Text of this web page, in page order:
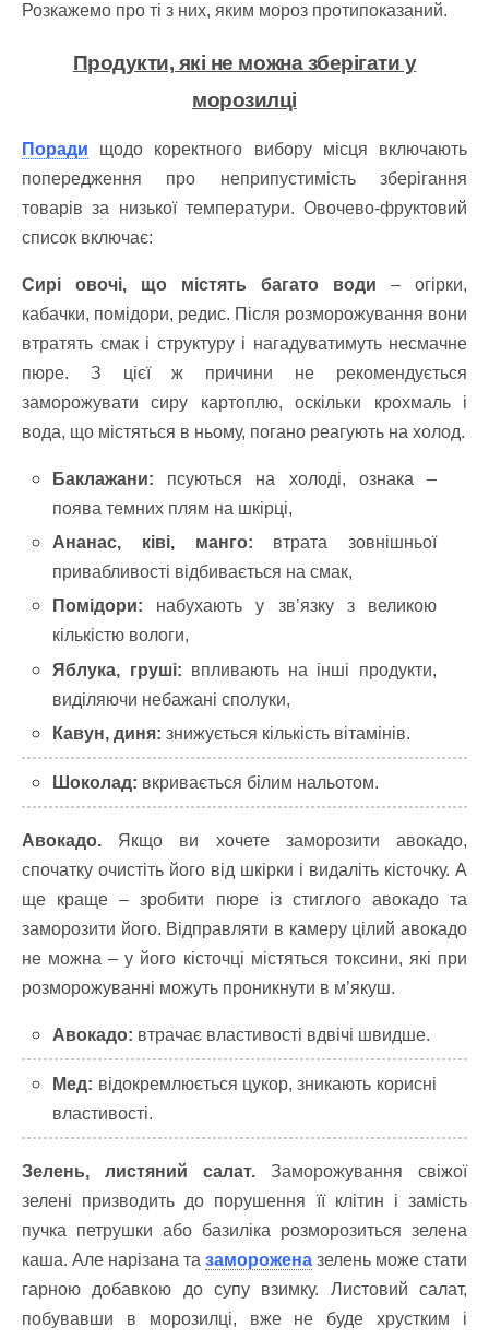
Розкажемо про ті з них, яким мороз протипоказаний.
Продукти, які не можна зберігати у
морозилці
Поради щодо коректного вибору місця включають
попередження про неприпустимість зберігання
товарів за низької температури. Овочево-фруктовий
список включає:
Сирі овочі, що містять багато води – огірки,
кабачки, помідори, редис. Після розморожування вони
втратять смак і структуру і нагадуватимуть несмачне
пюре. З цієї ж причини не рекомендується
заморожувати сиру картоплю, оскільки крохмаль і
вода, що містяться в ньому, погано реагують на холод.
Баклажани: псуються на холоді, ознака –
поява темних плям на шкірці,
Ананас, ківі, манго: втрата зовнішньої
привабливості відбивається на смак,
Помідори: набухають у зв’язку з великою
кількістю вологи,
Яблука, груші: впливають на інші продукти,
виділяючи небажані сполуки,
Кавун, диня:знижується кількість вітамінів.
Шоколад: вкривається білим нальотом.
Авокадо. Якщо ви хочете заморозити авокадо,
спочатку очистіть його від шкірки і видаліть кісточку. А
ще краще – зробити пюре із стиглого авокадо та
заморозити його. Відправляти в камеру цілий авокадо
не можна – у його кісточці містяться токсини, які при
розморожуванні можуть проникнути в м’якуш.
Авокадо: втрачає властивості вдвічі швидше.
Мед: відокремлюється цукор, зникають корисні
властивості.
Зелень, листяний салат. Заморожування свіжої
зелені призводить до порушення її клітин і замість
пучка петрушки або базиліка розморозиться зелена
каша. Але нарізана та заморожена зелень може стати
гарною добавкою до супу взимку. Листовий салат,
побувавши в морозилці, вже не буде хрустким і